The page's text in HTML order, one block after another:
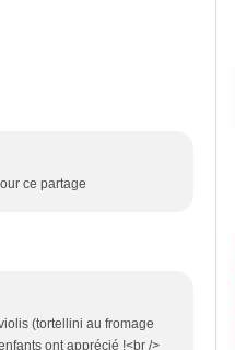
ce partage
(tortellini au fromage
ont apprécié !<br />